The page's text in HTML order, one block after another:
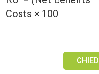
Costs × 100